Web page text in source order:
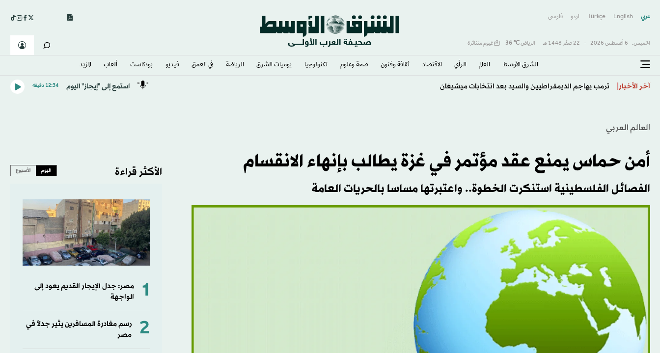
عربي English
Türkçe اردو فارسى
الخميس, 6 أغسطس 2026 - 22 صفَر 1448 هـ الرياض℃
36 غيوم متناثرة
الشرق الأوسط​ العالم الرأي الاقتصاد ثقافة وفنون صحة وعلوم تكنولوجيا يوميات الشرق​ الرياضة في العمق فيديو بودكاست ألعاب المزيد
آخر الأخبار استمع إلى "إيجاز" اليوم 12:34 دقيقه
العالم العربي
أمن حماس يمنع عقد مؤتمر في غزة يطالب بإنهاء الانقسام
الفصائل الفلسطينية استنكرت الخطوة.. واعتبرتها مساسا بالحريات العامة
الأكثر قراءة اليوم الأسبوع
1
مصر: جدل الإيجار القديم يعود إلى
الواجهة
2
رسم مغادرة المسافرين يثير جدلاً في
مصر